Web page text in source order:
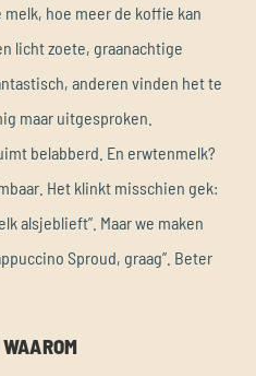
hoe meer de koffie kan
licht zoete, graanachtige
anderen vinden het te
maar uitgesproken.
belabberd. En erwtenmelk?
Het klinkt misschien gek:
alsjeblieft”. Maar we maken
Sproud, graag”. Beter